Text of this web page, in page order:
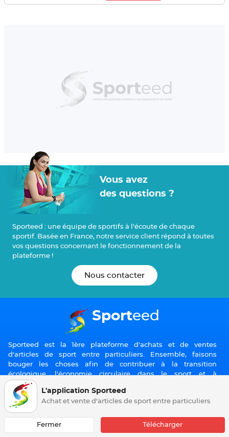
L'application Sporteed
Achat et vente d'articles de sport entre particuliers
Fermer Télécharger
Vous avez
des questions ?
Sporteed : une équipe de sportifs à l'écoute de chaque
sportif. Basée en France, notre service client répond à toutes
vos questions concernant le fonctionnement de la
plateforme !
Nous contacter
Sporteed
Sporteed est la 1ère plateforme d'achats et de ventes
d'articles de sport entre particuliers. Ensemble, faisons
bouger les choses afin de contribuer à la transition
écologique, l'économie circulaire dans le sport et à
l'amélioration du pouvoir d'achat de tous.